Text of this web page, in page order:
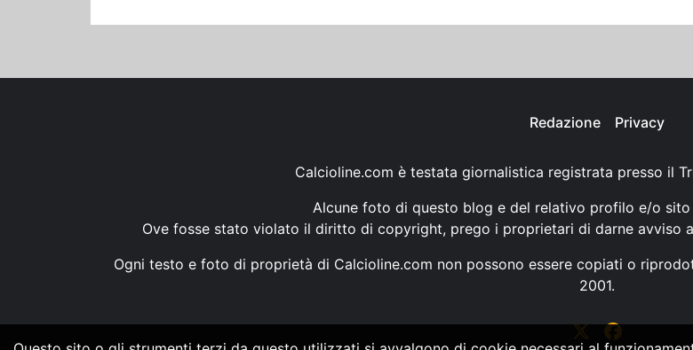
Redazione Privacy
Calcioline.com è testata giornalistica registrata presso il
Alcune foto di questo blog e del relativo profilo e/o
Ove fosse stato violato il diritto di copyright, prego i proprietari di darne avviso
Ogni testo e foto di proprietà di Calcioline.com non possono essere copiati o
2001.